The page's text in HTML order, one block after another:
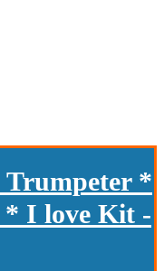
Trumpeter *
* I love Kit -